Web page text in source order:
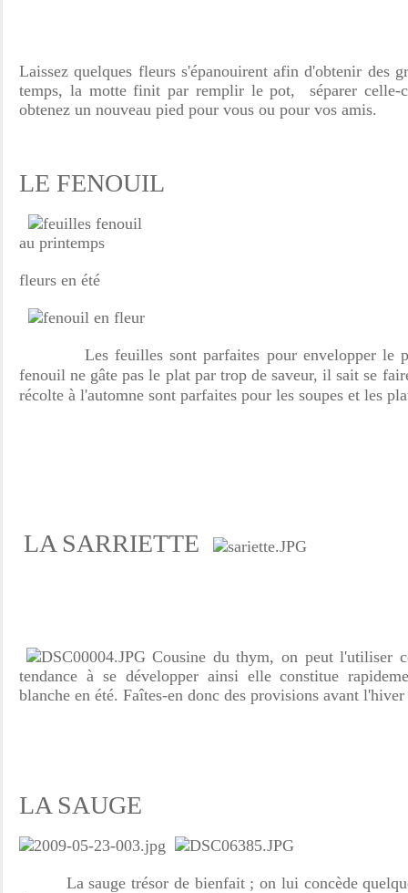
Laissez quelques fleurs s'épanouirent afin d'obtenir des
temps, la motte finit par remplir le pot, séparer celle-
obtenez un nouveau pied pour vous ou pour vos amis.
LE FENOUIL
au
fleurs en été
Les feuilles sont parfaites pour envelopper le
fenouil ne gâte pas le plat par trop de saveur, il sait se
récolte à l'automne sont parfaites pour les soupes et les
LA SARRIETTE
Cousine du thym, on peut l'utiliser
tendance à se développer ainsi elle constitue
blanche en été. Faîtes-en donc des provisions avant
LA SAUGE
La sauge trésor de bienfait ; on lui concède